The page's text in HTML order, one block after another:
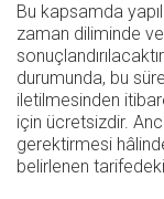
Bu kapsamda
zaman diliminde
durumunda, bu
iletilmesinden
için ücretsizdir.
gerektirmesi
belirlenen